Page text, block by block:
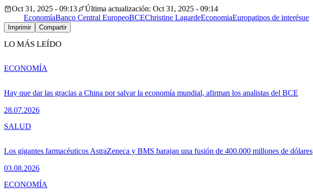
Oct 31, 2025 - 09:13
Última actualización: Oct 31, 2025 - 09:14
EconomíaBanco Central EuropeoBCEChristine LagardeEconomiaEuropatipos de interésue
Imprimir Compartir
LO MÁS LEÍDO
Hay que dar las gracias a China por salvar la economía mundial, afirman los analistas del BCE
28.07.2026
ECONOMÍA
Los gigantes farmacéuticos AstraZeneca y BMS barajan una fusión de 400.000 millones de dólares
03.08.2026
SALUD
ECONOMÍA